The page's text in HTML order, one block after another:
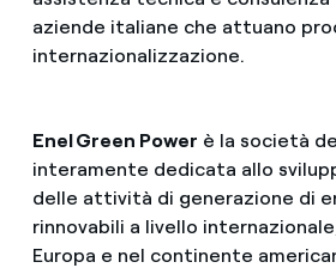
aziende italiane che attuano
internazionalizzazione.
Enel Green Power è la società
interamente dedicata allo
delle attività di generazione di
rinnovabili a livello
Europa e nel continente